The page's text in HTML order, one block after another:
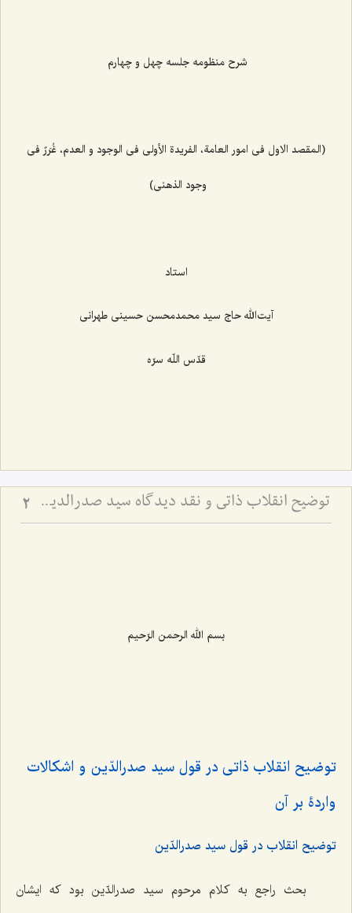
شرح منظومه جلسه چهل و چهارم
(المقصد الاول فی امور العامة، الفریدة الأولی فی الوجود و العدم، غُرَرٌ فی
وجود الذهنی)
استاد
آیت‌الله حاج سید محمدمحسن حسینی طهرانی
قدّس اللّه سرّه
توضیح انقلاب ذاتی و نقد دیدگاه سید صدرالدین درباره وجود ذهنی - بررسی نسبت حرکت جوهری، معجزه و ادراک ذهن 2
بسم الله الرحمن الرّحیم
توضیح انقلاب ذاتی در قول سید صدرالدّین و اشکالات
واردۀ بر آن
توضیح انقلاب در قول سید صدرالدّین
بحث راجع به کلام مرحوم سید صدرالدّین بود که ایشان